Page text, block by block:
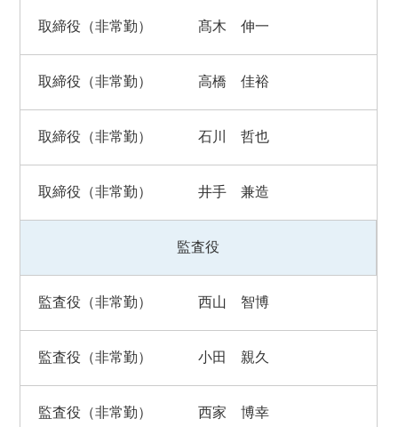
取締役（非常勤） 髙木 伸一
取締役（非常勤） 高橋 佳裕
取締役（非常勤） 石川 哲也
取締役（非常勤） 井手 兼造
監査役
監査役（非常勤） 西山 智博
監査役（非常勤） 小田 親久
監査役（非常勤） 西家 博幸